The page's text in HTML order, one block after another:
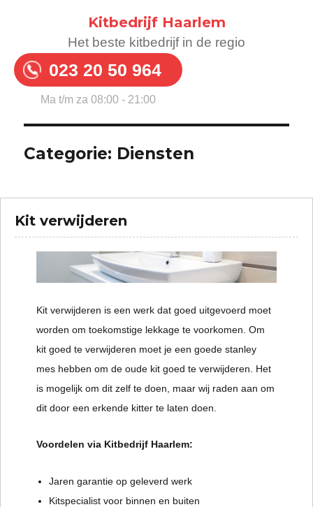
Kitbedrijf Haarlem
Het beste kitbedrijf in de regio
023 20 50 964
Ma t/m za 08:00 - 21:00
Categorie: Diensten
Kit verwijderen
Kit verwijderen is een werk dat goed uitgevoerd moet
worden om toekomstige lekkage te voorkomen. Om
kit goed te verwijderen moet je een goede stanley
mes hebben om de oude kit goed te verwijderen. Het
is mogelijk om dit zelf te doen, maar wij raden aan om
dit door een erkende kitter te laten doen.
Voordelen via Kitbedrijf Haarlem:
Jaren garantie op geleverd werk
Kitspecialist voor binnen en buiten